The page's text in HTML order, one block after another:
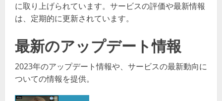
に取り上げられています。サービスの評価や最新情報
は、定期的に更新されています。
最新のアップデート情報
2023年のアップデート情報や、サービスの最新動向に
ついての情報を提供。